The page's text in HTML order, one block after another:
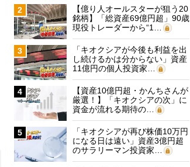
2
【億り人オールスターが狙う20
銘柄】「総資産69億円超」90歳
現役トレーダーから“1…
3
「キオクシアが今後も利益を出
し続けるかは分からない」資産
11億円の個人投資家…
4
【資産10億円超・かんちさんが
厳選！】「キオクシアの次」に
資金が流れる期待の…
5
「キオクシアが再び株価10万円
になる日は遠い」資産3億円超
のサラリーマン投資家…